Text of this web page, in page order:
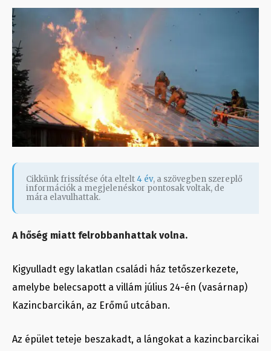
Cikkünk frissítése óta eltelt4 év, a szövegben szereplő
információk a megjelenéskor pontosak voltak, de
mára elavulhattak.
A hőség miatt felrobbanhattak volna.
Kigyulladt egy lakatlan családi ház tetőszerkezete,
amelybe belecsapott a villám július 24-én (vasárnap)
Kazincbarcikán, az Erőmű utcában.
Az épület teteje beszakadt, a lángokat a kazincbarcikai